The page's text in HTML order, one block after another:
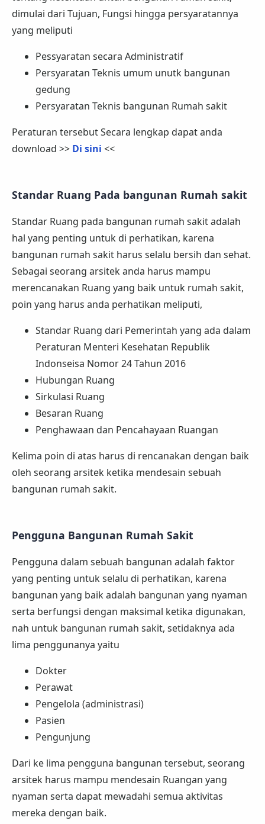
dimulai dari Tujuan, Fungsi hingga persyaratannya
yang meliputi
Pessyaratan secara Administratif
Persyaratan Teknis umum unutk bangunan
gedung
Persyaratan Teknis bangunan Rumah sakit
Peraturan tersebut Secara lengkap dapat anda
download >> Di sini <<
Standar Ruang Pada bangunan Rumah sakit
Standar Ruang pada bangunan rumah sakit adalah
hal yang penting untuk di perhatikan, karena
bangunan rumah sakit harus selalu bersih dan sehat.
Sebagai seorang arsitek anda harus mampu
merencanakan Ruang yang baik untuk rumah sakit,
poin yang harus anda perhatikan meliputi,
Standar Ruang dari Pemerintah yang ada dalam
Peraturan Menteri Kesehatan Republik
Indonseisa Nomor 24 Tahun 2016
Hubungan Ruang
Sirkulasi Ruang
Besaran Ruang
Penghawaan dan Pencahayaan Ruangan
Kelima poin di atas harus di rencanakan dengan baik
oleh seorang arsitek ketika mendesain sebuah
bangunan rumah sakit.
Pengguna Bangunan Rumah Sakit
Pengguna dalam sebuah bangunan adalah faktor
yang penting untuk selalu di perhatikan, karena
bangunan yang baik adalah bangunan yang nyaman
serta berfungsi dengan maksimal ketika digunakan,
nah untuk bangunan rumah sakit, setidaknya ada
lima penggunanya yaitu
Dokter
Perawat
Pengelola (administrasi)
Pasien
Pengunjung
Dari ke lima pengguna bangunan tersebut, seorang
arsitek harus mampu mendesain Ruangan yang
nyaman serta dapat mewadahi semua aktivitas
mereka dengan baik.